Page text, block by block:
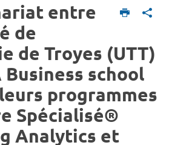
entre
de
de Troyes (UTT)
Business school
programmes
Spécialisé®
Analytics et